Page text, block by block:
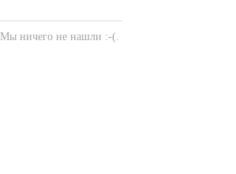
Мы ничего не нашли :-(.